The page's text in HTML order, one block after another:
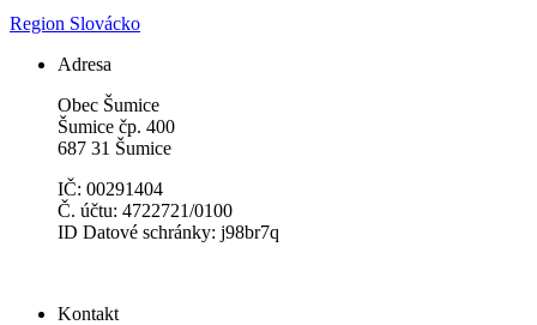
Region Slovácko
Adresa
Obec Šumice
Šumice čp. 400
687 31 Šumice
IČ: 00291404
Č. účtu: 4722721/0100
ID Datové schránky: j98br7q
Kontakt